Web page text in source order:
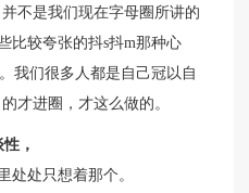
不是我们现在字母圈所讲的
比较夸张的抖s抖m那种心
我们很多人都是自己冠以自
才进圈，才这么做的。
，
处处只想着那个。